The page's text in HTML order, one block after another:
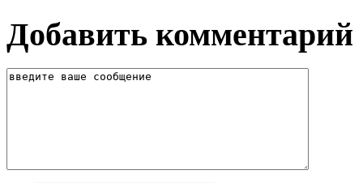
Добавить комментарий